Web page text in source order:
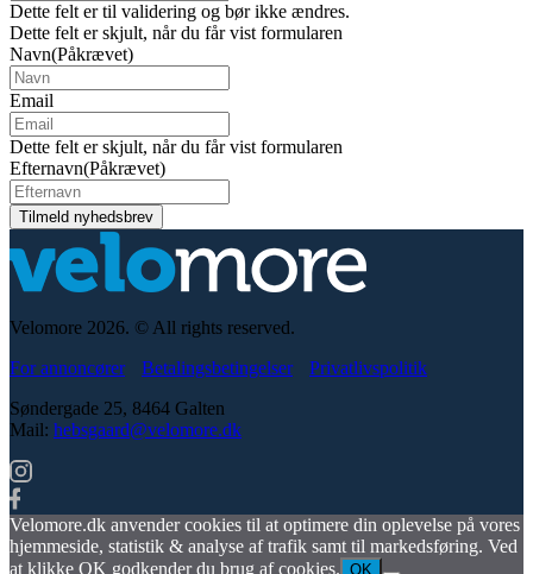
Dette felt er til validering og bør ikke ændres.
Dette felt er skjult, når du får vist formularen
Navn(Påkrævet)
Email
Dette felt er skjult, når du får vist formularen
Efternavn(Påkrævet)
Velomore 2026. © All rights reserved.
For annoncører
Betalingsbetingelser
Privatlivspolitik
Søndergade 25, 8464 Galten
Mail: hebsgaard@velomore.dk
Velomore.dk anvender cookies til at optimere din oplevelse på vores
hjemmeside, statistik & analyse af trafik samt til markedsføring. Ved
at klikke OK godkender du brug af cookies. OK